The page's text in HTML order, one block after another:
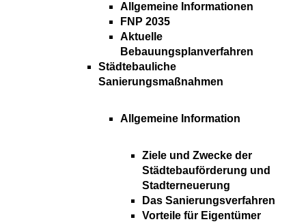
Allgemeine Informationen
FNP 2035
Aktuelle
Bebauungsplanverfahren
Städtebauliche
Sanierungsmaßnahmen
Allgemeine Information
Ziele und Zwecke der
Städtebauförderung und
Stadterneuerung
Das Sanierungsverfahren
Vorteile für Eigentümer